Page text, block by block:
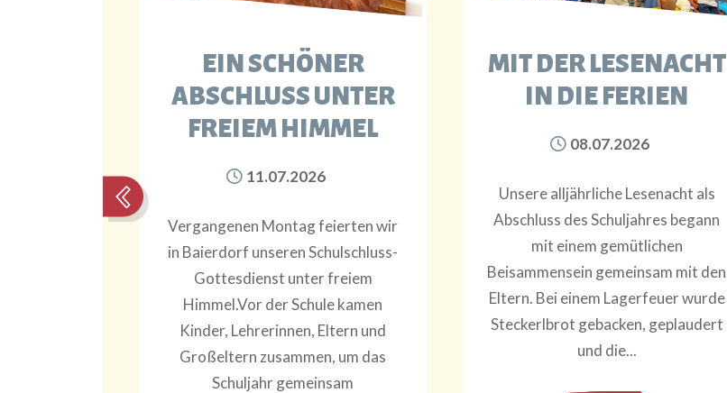
EIN SCHÖNER
ABSCHLUSS UNTER
FREIEM HIMMEL
11.07.2026
Vergangenen Montag feierten wir
in Baierdorf unseren Schulschluss-
Gottesdienst unter freiem
Himmel.Vor der Schule kamen
Kinder, Lehrerinnen, Eltern und
Großeltern zusammen, um das
Schuljahr gemeinsam
MIT DER LESENACHT
IN DIE FERIEN
08.07.2026
Unsere alljährliche Lesenacht als
Abschluss des Schuljahres begann
mit einem gemütlichen
Beisammensein gemeinsam mit den
Eltern. Bei einem Lagerfeuer wurde
Steckerlbrot gebacken, geplaudert
und die...